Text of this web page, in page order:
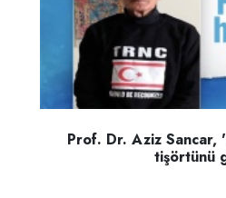
Prof. Dr. Aziz Sancar,
tişörtünü